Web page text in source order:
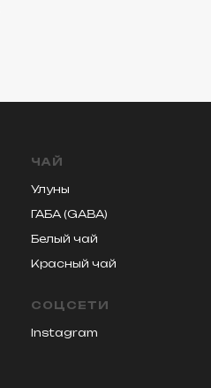
ЧАЙ
Улуны
ГАБА (GABA)
Белый чай
Красный чай
СОЦСЕТИ
Instagram